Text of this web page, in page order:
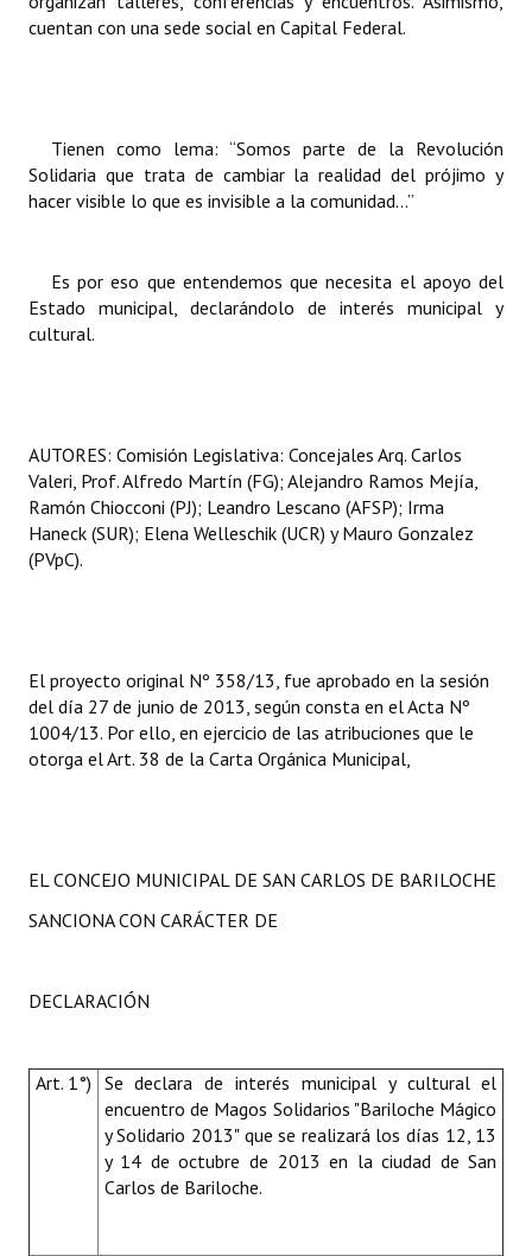
cuentan con una sede social en Capital Federal.
Tienen como lema: “Somos parte de la Revolución
Solidaria que trata de cambiar la realidad del prójimo y
hacer visible lo que es invisible a la comunidad...”
Es por eso que entendemos que necesita el apoyo del
Estado municipal, declarándolo de interés municipal y
cultural.
AUTORES: Comisión Legislativa: Concejales Arq. Carlos
Valeri, Prof. Alfredo Martín (FG); Alejandro Ramos Mejía,
Ramón Chiocconi (PJ); Leandro Lescano (AFSP); Irma
Haneck (SUR); Elena Welleschik (UCR) y Mauro Gonzalez
(PVpC).
El proyecto original Nº 358/13, fue aprobado en la sesión
del día 27 de junio de 2013, según consta en el Acta Nº
1004/13. Por ello, en ejercicio de las atribuciones que le
otorga el Art. 38 de la Carta Orgánica Municipal,
EL CONCEJO MUNICIPAL DE SAN CARLOS DE BARILOCHE
SANCIONA CON CARÁCTER DE
DECLARACIÓN
Art. 1°) Se declara de interés municipal y cultural el
encuentro de Magos Solidarios "Bariloche Mágico
y Solidario 2013" que se realizará los días 12, 13
y 14 de octubre de 2013 en la ciudad de San
Carlos de Bariloche.